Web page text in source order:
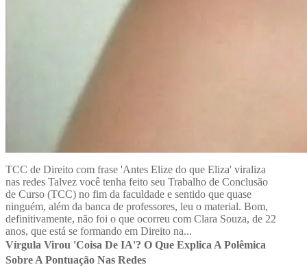
TCC de Direito com frase 'Antes Elize do que Eliza' viraliza
nas redes Talvez você tenha feito seu Trabalho de Conclusão
de Curso (TCC) no fim da faculdade e sentido que quase
ninguém, além da banca de professores, leu o material. Bom,
definitivamente, não foi o que ocorreu com Clara Souza, de 22
anos, que está se formando em Direito na...
Vírgula Virou 'coisa De IA'? O Que Explica A Polêmica
Sobre A Pontuação Nas Redes